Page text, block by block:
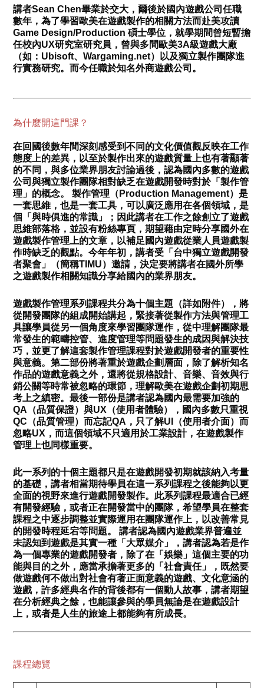
講者Sean Chen畢業於交大，爾後於國內遊戲公司任職
數年，為了學習歐美在遊戲製作的相關方法而赴美攻讀
Game Design/Production 碩士學位，就學期間曾短暫擔
任校內UX研究室研究員，曾與多間歐美3A級遊戲大廠
（如：Ubisoft、Wargaming.net）以及獨立製作團隊進
行實務研究。而今任職於知名外商遊戲公司。
為什麼開這門課？
在回國後數年間深刻感受到不同的文化價值觀反映在工作
態度上的差異，以至於製作出來的遊戲質量上也有著顯著
的不同，與多位業界朋友討論過後，認為國內多數的遊戲
公司與獨立製作團隊相對缺乏在遊戲開發時對於「製作管
理」的概念。 製作管理（Production Management）是
一套思維，也是一套工具，可以廣泛應用在各個領域，是
個「與時俱進的常識」；因此講者在工作之餘創立了遊戲
思維部落格，並設有粉絲專頁，期望藉由定時分享國外在
遊戲製作管理上的文章，以補足國內遊戲從業人員遊戲製
作時缺乏的觀點。今年年初，講者受「台中獨立遊戲開發
者聚會」（簡稱TIMU）邀請，決定要將講者在國外所學
之遊戲製作相關知識分享給國內的業界朋友。
遊戲製作管理系列課程共分為十個主題（詳如附件），將
從開發團隊的組成開始講起，緊接著從製作方法與管理工
具讓學員從另一個角度來學習團隊運作，從中理解團隊最
常發生的範疇控管、進度管理等問題發生的成因與解決技
巧，並更了解這套製作管理課程對於遊戲開發者的重要性
與意義。第二部份將著重於遊戲企劃層面，除了解析知名
作品的遊戲意義之外，還將從規格設計、音樂、音效與行
銷公關等時常被忽略的環節，理解歐美在遊戲企劃初期思
考上之縝密。最後一部份是講者認為國內最需要加強的
QA（品質保證）與UX（使用者體驗），國內多數只重視
QC（品質管理）而忘記QA，只了解UI（使用者介面）而
忽略UX，而這個領域不只適用於工業設計，在遊戲製作
管理上也同樣重要。
此一系列的十個主題都只是在遊戲開發初期就該納入考量
的基礎，講者相當期待學員在這一系列課程之後能夠以更
全面的視野來進行遊戲開發製作。此系列課程最適合已經
有開發經驗，或者正在開發當中的團隊，希望學員在整套
課程之中逐步調整並實際運用在團隊運作上，以改善常見
的開發時程延宕等問題。 講者認為國內遊戲業界普遍並
未認知到遊戲是其實一種「大眾媒介」，講者認為若是作
為一個專業的遊戲開發者，除了在「娛樂」這個主要的功
能與目的之外，應當承擔著更多的「社會責任」，既然要
做遊戲何不做出對社會有著正面意義的遊戲、文化意涵的
遊戲，許多經典名作的背後都有一個動人故事，講者期望
在分析經典之餘，也能讓參與的學員無論是在遊戲設計
上，或者是人生的旅途上都能夠有所成長。
課程總覽